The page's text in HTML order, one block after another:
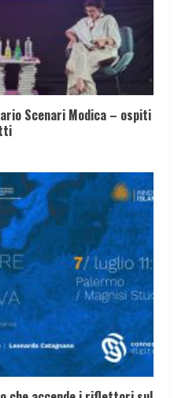
Scenari Modica – ospiti